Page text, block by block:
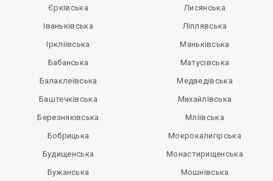
Єрківська
Іваньківська
Іркліївська
Бабанська
Балаклеївська
Баштечківська
Березняківська
Бобрицька
Будищенська
Бужанська
Лисянська
Ліплявська
Маньківська
Матусівська
Медведівська
Михайлівська
Мліївська
Мокрокалигірська
Монастирищенська
Мошнівська